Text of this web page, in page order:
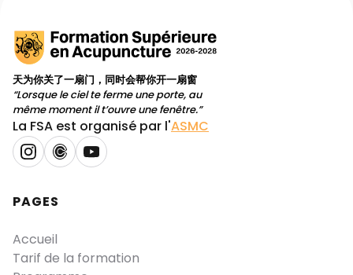
天为你关了一扇门，同时会帮你开一扇窗
“Lorsque le ciel te ferme une porte, au
même moment il t’ouvre une fenêtre.”
La FSA est organisé par l'ASMC
PAGES
Accueil
Tarif de la formation